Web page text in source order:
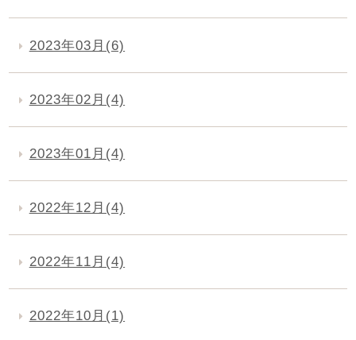
2023年03月(6)
2023年02月(4)
2023年01月(4)
2022年12月(4)
2022年11月(4)
2022年10月(1)